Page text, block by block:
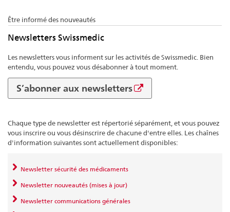
Être informé des nouveautés
Newsletters Swissmedic
Les newsletters vous informent sur les activités de Swissmedic. Bien
entendu, vous pouvez vous désabonner à tout moment.
S’abonner aux newsletters
Chaque type de newsletter est répertorié séparément, et vous pouvez
vous inscrire ou vous désinscrire de chacune d'entre elles. Les chaînes
d'information suivantes sont actuellement disponibles:
Newsletter sécurité des médicaments
Newsletter nouveautés (mises à jour)
Newsletter communications générales